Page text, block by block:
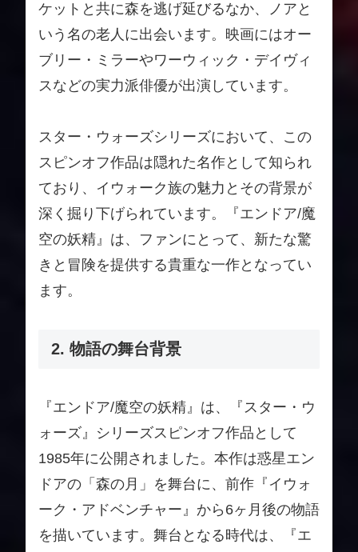
ケットと共に森を逃げ延びるなか、ノアと
いう名の老人に出会います。映画にはオー
ブリー・ミラーやワーウィック・デイヴィ
スなどの実力派俳優が出演しています。
スター・ウォーズシリーズにおいて、この
スピンオフ作品は隠れた名作として知られ
ており、イウォーク族の魅力とその背景が
深く掘り下げられています。『エンドア/魔
空の妖精』は、ファンにとって、新たな驚
きと冒険を提供する貴重な一作となってい
ます。
2. 物語の舞台背景
『エンドア/魔空の妖精』は、『スター・ウ
ォーズ』シリーズスピンオフ作品として
1985年に公開されました。本作は惑星エン
ドアの「森の月」を舞台に、前作『イウォ
ーク・アドベンチャー』から6ヶ月後の物語
を描いています。舞台となる時代は、『エ